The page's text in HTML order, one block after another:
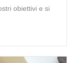
obiettivi e si